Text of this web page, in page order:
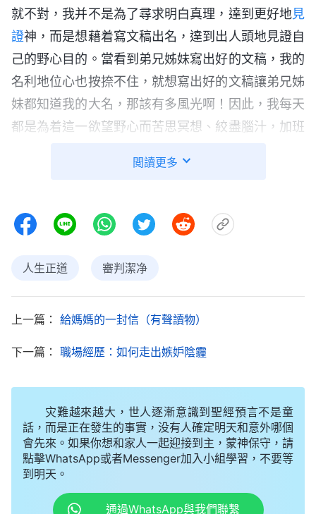
就不對，我并不是為了尋求明白真理，達到更好地見
證神，而是想藉着寫文稿出名，達到出人頭地見證自
己的野心目的。當看到弟兄姊妹寫出好的文稿，我的
名利地位心也按捺不住，就想寫出好的文稿讓弟兄姊
妹都知道我的大名，那該有多風光啊！因此，我每天
都是為着這一欲望野心而苦思冥想、絞盡腦汁，加班
我就如泄了氣的皮球癱軟無力，活在消極中什麽也不
看、誇奬，想在弟兄姊妹心中占有一席之地。我起步
的源頭錯了，盡本分的方向目標不對才導致我落入黑
暗中，痛苦不堪，這正是神公義性情向我顯明啊！神
怎麽努力都得不到神的祝福，神太公義、太聖潔
了！……想到這兒，我心裏感到有些對不起神，想想
快，同時也能把神的作工、神所發表的真理見證出
去，讓人得着造就、益處。可我不明白神的良苦用
心，竟把寫文稿當成自己出人頭地的平台，為了名譽
的所能滿足神，而是欲火攻心，為了寫出合格的文稿
閲讀更多
人生正道 審判潔净
上一篇： 給媽媽的一封信（有聲讀物）
下一篇： 職場經歷：如何走出嫉妒陰霾
灾難越來越大，世人逐漸意識到聖經預言不是童
話，而是正在發生的事實，没有人確定明天和意外哪個
會先來。如果你想和家人一起迎接到主，蒙神保守，請
點擊WhatsApp或者Messenger加入小組學習，不要等
到明天。
通過WhatsApp與我們聯繫